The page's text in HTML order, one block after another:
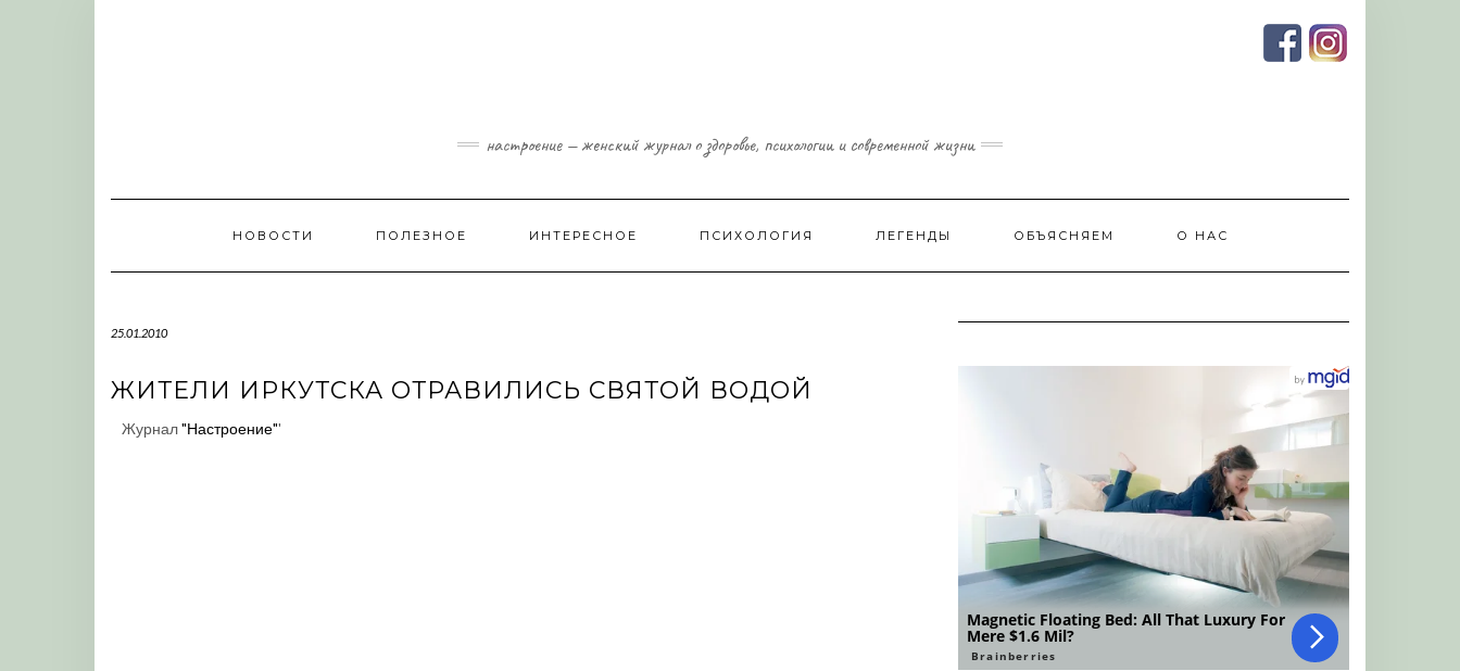
настроение — женский журнал о здоровье, психологии и современной жизни
НОВОСТИ ПОЛЕЗНОЕ ИНТЕРЕСНОЕ ПСИХОЛОГИЯ ЛЕГЕНДЫ ОБЪЯСНЯЕМ О НАС
25.01.2010
ЖИТЕЛИ ИРКУТСКА ОТРАВИЛИСЬ СВЯТОЙ ВОДОЙ
Журнал"Настроение"'